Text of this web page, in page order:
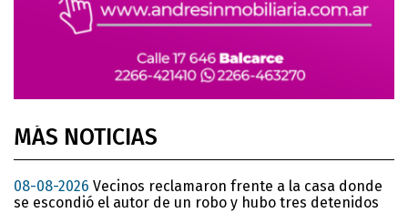
MÁS NOTICIAS
08-08-2026 Vecinos reclamaron frente a la casa donde
se escondió el autor de un robo y hubo tres detenidos